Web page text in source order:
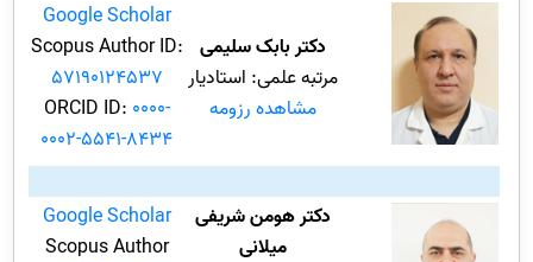
دکتر بابک سلیمی
مرتبه علمی: استادیار
مشاهده رزومه
Google Scholar
Scopus Author ID:
57190124537
ORCID ID: 0000-
0002-5541-8434
دکتر هومن شریفی
میلانی
Google Scholar
Scopus Author